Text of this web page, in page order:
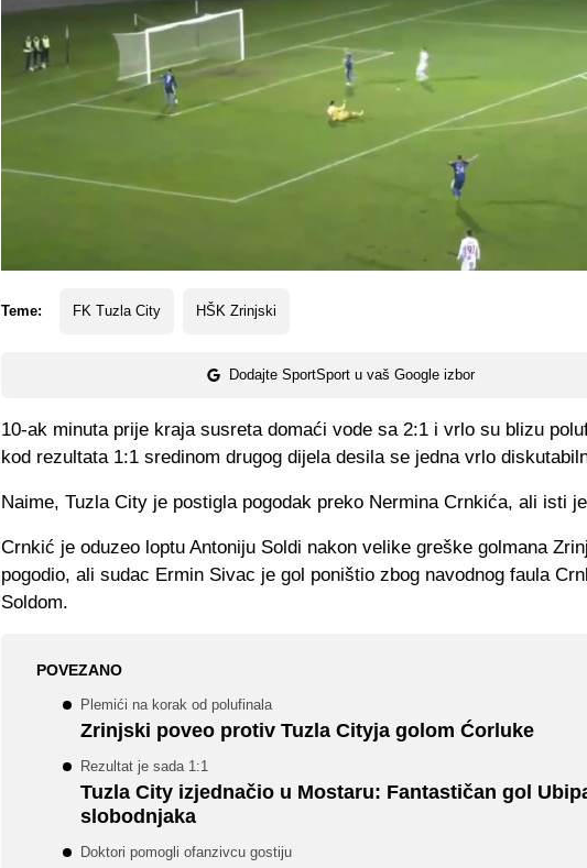
Teme: FK Tuzla City HŠK Zrinjski
Dodajte SportSport u vaš Google izbor
10-ak minuta prije kraja susreta domaći vode sa 2:1 i vrlo su blizu
kod rezultata 1:1 sredinom drugog dijela desila se jedna vrlo
Naime, Tuzla City je postigla pogodak preko Nermina Crnkića, ali isti
Crnkić je oduzeo loptu Antoniju Soldi nakon velike greške golmana
pogodio, ali sudac Ermin Sivac je gol poništio zbog navodnog faula
Soldom.
POVEZANO
Plemići na korak od polufinala
Zrinjski poveo protiv Tuzla Cityja golom Ćorluke
Rezultat je sada 1:1
Tuzla City izjednačio u Mostaru: Fantastičan gol
slobodnjaka
Doktori pomogli ofanzivcu gostiju